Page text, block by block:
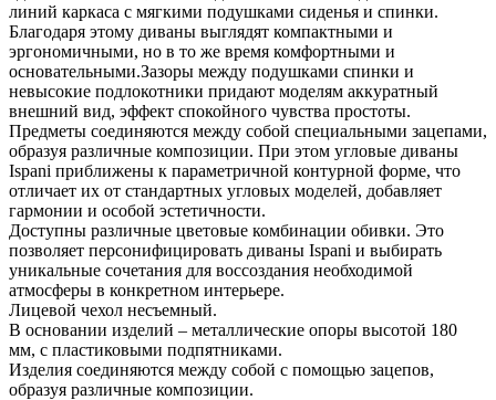
линий каркаса с мягкими подушками сиденья и спинки.
Благодаря этому диваны выглядят компактными и
эргономичными, но в то же время комфортными и
основательными.Зазоры между подушками спинки и
невысокие подлокотники придают моделям аккуратный
внешний вид, эффект спокойного чувства простоты.
Предметы соединяются между собой специальными зацепами,
образуя различные композиции. При этом угловые диваны
Ispani приближены к параметричной контурной форме, что
отличает их от стандартных угловых моделей, добавляет
гармонии и особой эстетичности.
Доступны различные цветовые комбинации обивки. Это
позволяет персонифицировать диваны Ispani и выбирать
уникальные сочетания для воссоздания необходимой
атмосферы в конкретном интерьере.
Лицевой чехол несъемный.
В основании изделий – металлические опоры высотой 180
мм, с пластиковыми подпятниками.
Изделия соединяются между собой с помощью зацепов,
образуя различные композиции.